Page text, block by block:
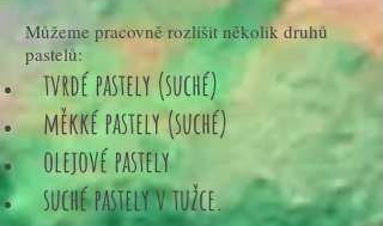
Můžeme pracovně rozlišit několik druhů
pastelů:
tvrdé pastely (suché)
měkké pastely (suché)
olejové pastely
suché pastely v tužce.